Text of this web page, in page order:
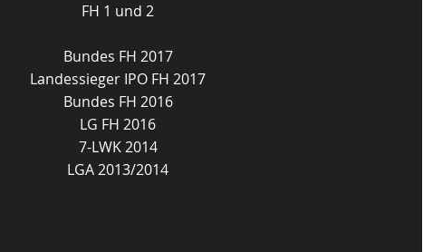
FH 1 und 2
Bundes FH 2017
Landessieger IPO FH 2017
Bundes FH 2016
LG FH 2016
7-LWK 2014
LGA 2013/2014